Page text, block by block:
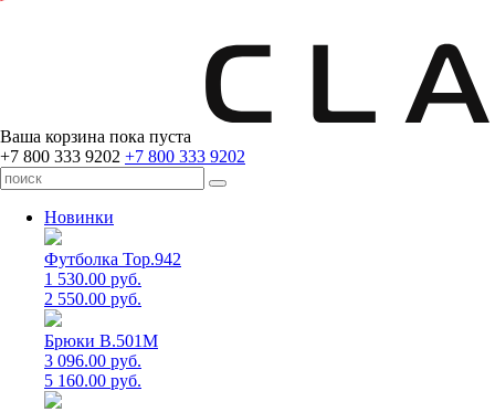
Ваша корзина пока пуста
+7 800 333 9202 +7 800 333 9202
Новинки
Футболка Top.942
1 530.00 руб.
2 550.00 руб.
Брюки B.501M
3 096.00 руб.
5 160.00 руб.